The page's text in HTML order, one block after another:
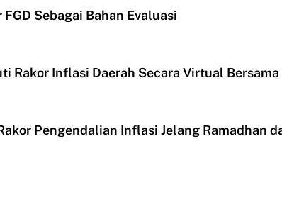
Sebagai Bahan Evaluasi
Rakor Inflasi Daerah Secara Virtual
Pengendalian Inflasi Jelang Ramadhan